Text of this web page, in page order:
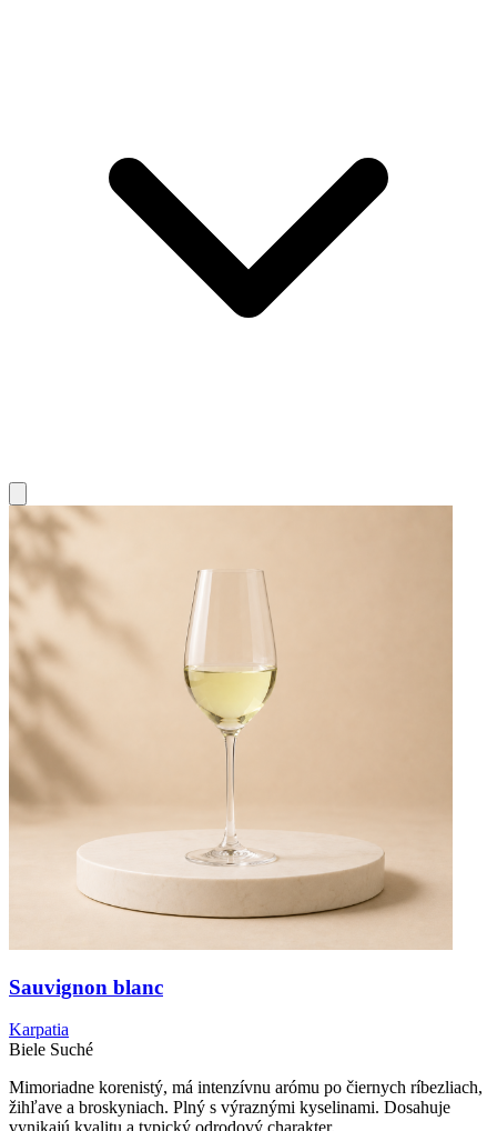
Sauvignon blanc
Karpatia
Biele Suché
Mimoriadne korenistý, má intenzívnu arómu po čiernych ríbezliach,
žihľave a broskyniach. Plný s výraznými kyselinami. Dosahuje